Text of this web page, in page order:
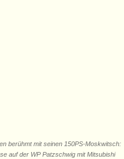
berühmt mit seinen 150PS-Moskwitsch:
auf der WP Patzschwig mit Mitsubishi